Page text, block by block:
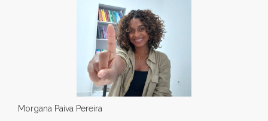
Morgana Paiva Pereira